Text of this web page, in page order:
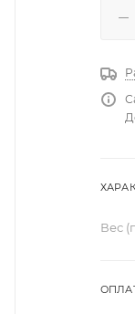
Вес